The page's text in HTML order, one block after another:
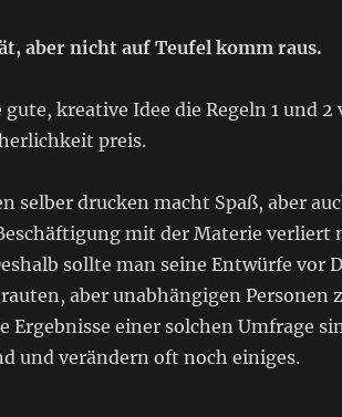
aber nicht auf Teufel komm raus.
gute, kreative Idee die Regeln 1 und
preis.
selber drucken macht Spaß, aber
mit der Materie verliert
sollte man seine Entwürfe vor
aber unabhängigen Personen
Ergebnisse einer solchen Umfrage
und verändern oft noch einiges.